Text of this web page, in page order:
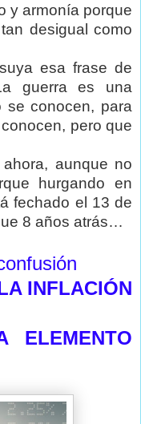
y armonía porque
desigual como
esa frase de
guerra es una
se conocen, para
pero que
aunque no
hurgando en
fechado el 13 de
8 años atrás…
INFLACIÓN
ELEMENTO